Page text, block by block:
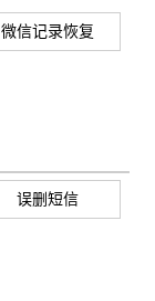
微信记录恢复
误删短信